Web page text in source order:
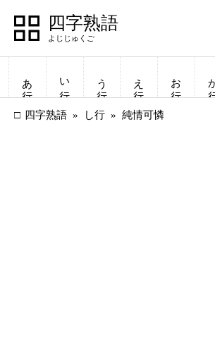
四字熟語
あ行 い行 う行 え行 お行 か行
四字熟語 し行 純情可憐